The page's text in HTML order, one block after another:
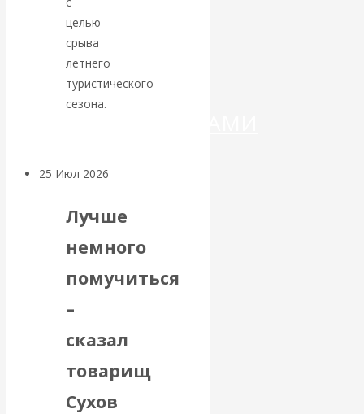
ДЕНЕГ»: КИТАЙ
ВЕДЁТ БОРЬБУ
25 Июл 2026
Валентин
КАтасонов.
Америка
покинуть НАТО?
целью
срыва
летнего
туристического
сезона.
Лучше
немного
помучиться
–
сказал
товарищ
Сухов